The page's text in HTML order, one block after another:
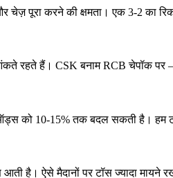
पूरा करने की क्षमता। एक 3-2 का
आंकते रहते हैं। CSK बनाम RCB चेपॉक
को 10-15% तक बदल सकती है। हम
है। ऐसे मैदानों पर टॉस ज्यादा मायने